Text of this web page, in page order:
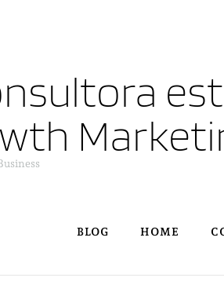
BLOG HOME